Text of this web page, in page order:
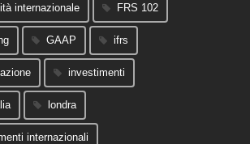
internazionale FRS 102
GAAP ifrs
investimenti
londra
internazionali